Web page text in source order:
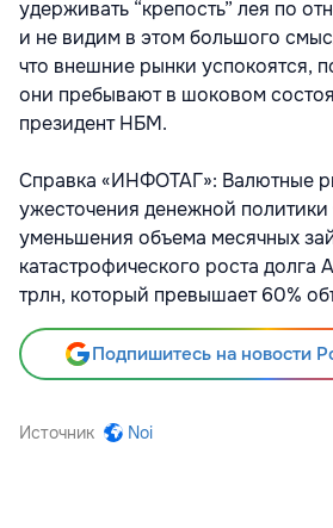
удерживать “крепость” лея по
и не видим в этом большого
что внешние рынки успокоятся,
они пребывают в шоковом
президент НБМ.
Справка «ИНФОТАГ»: Валютные
ужесточения денежной
уменьшения объема месячных
катастрофического роста долга
трлн, который превышает 60%
Подпишитесь на новости
Источник Noi